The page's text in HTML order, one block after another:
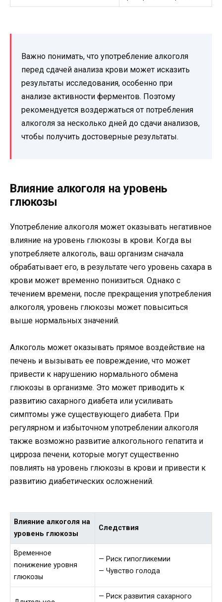
Важно понимать, что употребление алкоголя
перед сдачей анализа крови может исказить
результаты исследования, особенно при
анализе активности ферментов. Поэтому
рекомендуется воздержаться от потребления
алкоголя за несколько дней до сдачи анализов,
чтобы получить достоверные результаты.
Влияние алкоголя на уровень
глюкозы
Употребление алкоголя может оказывать негативное
влияние на уровень глюкозы в крови. Когда вы
употребляете алкоголь, ваш организм сначала
обрабатывает его, в результате чего уровень сахара в
крови может временно понизиться. Однако с
течением времени, после прекращения употребления
алкоголя, уровень глюкозы может повыситься
выше нормальных значений.
Алкоголь может оказывать прямое воздействие на
печень и вызывать ее повреждение, что может
привести к нарушению нормального обмена
глюкозы в организме. Это может приводить к
развитию сахарного диабета или усиливать
симптомы уже существующего диабета. При
регулярном и избыточном употреблении алкоголя
также возможно развитие алкогольного гепатита и
цирроза печени, которые могут существенно
повлиять на уровень глюкозы в крови и привести к
развитию диабетических осложнений.
Влияние алкоголя на
уровень глюкозы
Следствия
Временное
понижение уровня
глюкозы
— Риск гипогликемии
— Чувство голода
— Риск развития сахарного